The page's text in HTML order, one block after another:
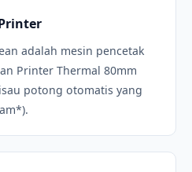
adalah mesin pencetak
Printer Thermal 80mm
potong otomatis yang